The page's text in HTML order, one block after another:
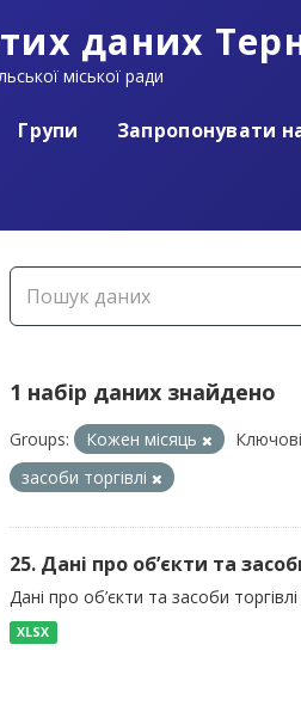
даних
міської ради
Групи Запропонувати
1 набір даних знайдено
Groups: Кожен місяць
засоби торгівлі
25. Дані про об’єкти та
Дані про об’єкти та засоби
XLSX